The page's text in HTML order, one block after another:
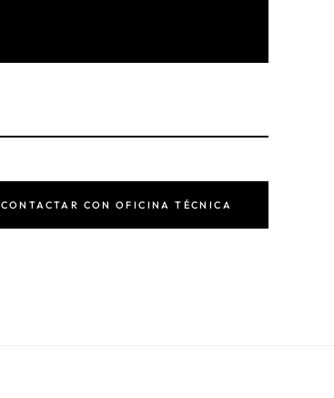
CONTACTAR CON OFICINA TÉCNICA